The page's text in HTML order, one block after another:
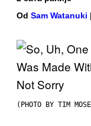
Od Sam Watanuki
(PHOTO BY TIM